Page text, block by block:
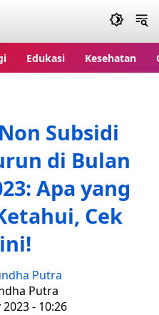
Edukasi Kesehatan
Subsidi
di Bulan
Apa yang
Cek
Putra
Putra
- 10:26